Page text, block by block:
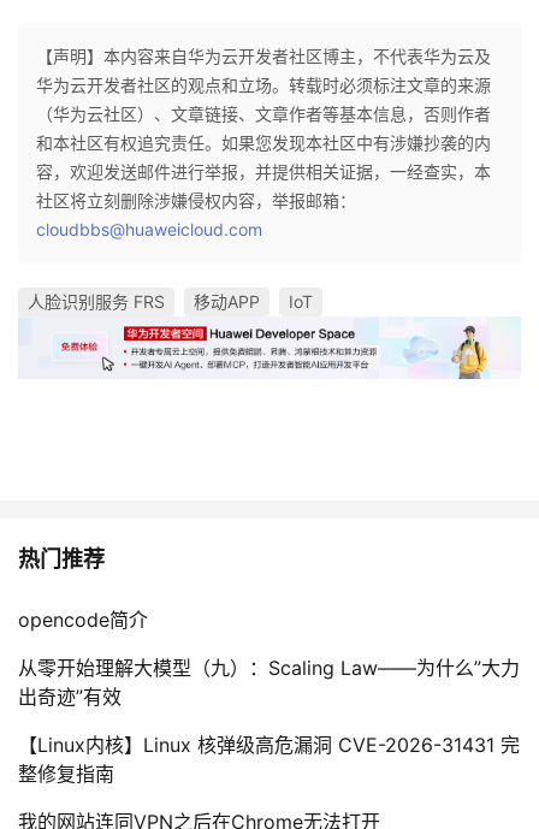
【声明】本内容来自华为云开发者社区博主，不代表华为云及
华为云开发者社区的观点和立场。转载时必须标注文章的来源
（华为云社区）、文章链接、文章作者等基本信息，否则作者
和本社区有权追究责任。如果您发现本社区中有涉嫌抄袭的内
容，欢迎发送邮件进行举报，并提供相关证据，一经查实，本
社区将立刻删除涉嫌侵权内容，举报邮箱：
cloudbbs@huaweicloud.com
人脸识别服务 FRS 移动APP IoT
热门推荐
opencode简介
从零开始理解大模型（九）：Scaling Law——为什么”大力
出奇迹”有效
【Linux内核】Linux 核弹级高危漏洞 CVE-2026-31431 完
整修复指南
我的网站连同VPN之后在Chrome无法打开